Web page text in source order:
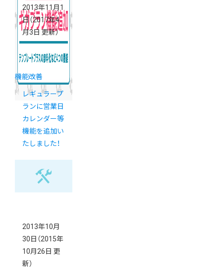
2013年11月1
日（2017年4
月3日 更新）
機能改善
レギュラープ
ランに営業日
カレンダー等
機能を追加い
たしました！
2013年10月
30日 （2015年
10月26日 更
新）